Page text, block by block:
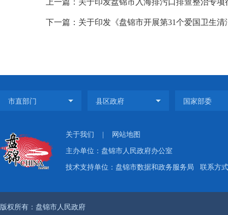
上一篇：关于印发盘锦市入海排污口排查整治专
下一篇：关于印发《盘锦市开展第31个爱国卫生
关于我们 网站地图
主办单位：盘锦市人民政府办公室
技术支持单位：盘锦市数据和政务服务局 联系方
版权所有：盘锦市人民政府